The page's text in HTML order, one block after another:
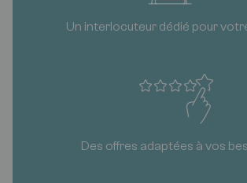
Un interlocuteur dédié pour
Des offres adaptées à vos